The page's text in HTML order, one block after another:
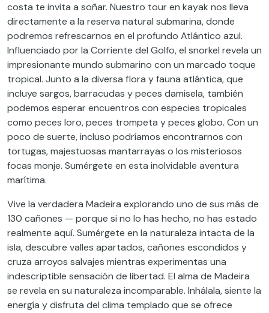
costa te invita a soñar. Nuestro tour en kayak nos lleva
directamente a la reserva natural submarina, donde
podremos refrescarnos en el profundo Atlántico azul.
Influenciado por la Corriente del Golfo, el snorkel revela un
impresionante mundo submarino con un marcado toque
tropical. Junto a la diversa flora y fauna atlántica, que
incluye sargos, barracudas y peces damisela, también
podemos esperar encuentros con especies tropicales
como peces loro, peces trompeta y peces globo. Con un
poco de suerte, incluso podríamos encontrarnos con
tortugas, majestuosas mantarrayas o los misteriosos
focas monje. Sumérgete en esta inolvidable aventura
marítima.
Vive la verdadera Madeira explorando uno de sus más de
130 cañones — porque si no lo has hecho, no has estado
realmente aquí. Sumérgete en la naturaleza intacta de la
isla, descubre valles apartados, cañones escondidos y
cruza arroyos salvajes mientras experimentas una
indescriptible sensación de libertad. El alma de Madeira
se revela en su naturaleza incomparable. Inhálala, siente la
energía y disfruta del clima templado que se ofrece